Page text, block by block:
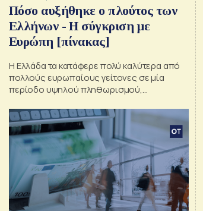
Πόσο αυξήθηκε ο πλούτος των
Ελλήνων - Η σύγκριση με
Ευρώπη [πίνακας]
Η Ελλάδα τα κατάφερε πολύ καλύτερα από
πολλούς ευρωπαίους γείτονες σε μία
περίοδο υψηλού πληθωρισμού,
της Allianz